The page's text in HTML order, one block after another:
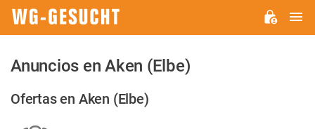
Anuncios en Aken (Elbe)
Ofertas en Aken (Elbe)